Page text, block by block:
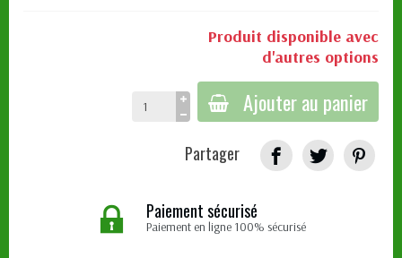
Produit disponible avec
d'autres options
Ajouter au panier
Partager
Paiement sécurisé
Paiement en ligne 100% sécurisé